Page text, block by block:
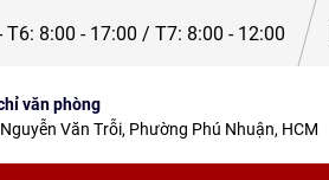
T6: 8:00 - 17:00 / T7: 8:00 - 12:00
văn phòng
Văn Trỗi, Phường Phú Nhuận, HCM